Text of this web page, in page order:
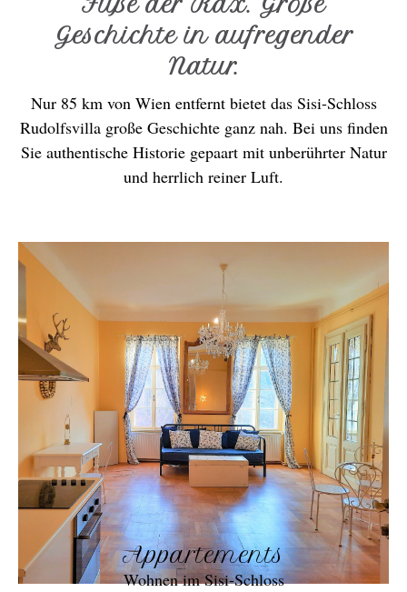
Geschichte in aufregender
Natur.
Nur 85 km von Wien entfernt bietet das Sisi-Schloss
Rudolfsvilla große Geschichte ganz nah. Bei uns finden
Sie authentische Historie gepaart mit unberührter Natur
und herrlich reiner Luft.
Appartements
Wohnen im Sisi-Schloss